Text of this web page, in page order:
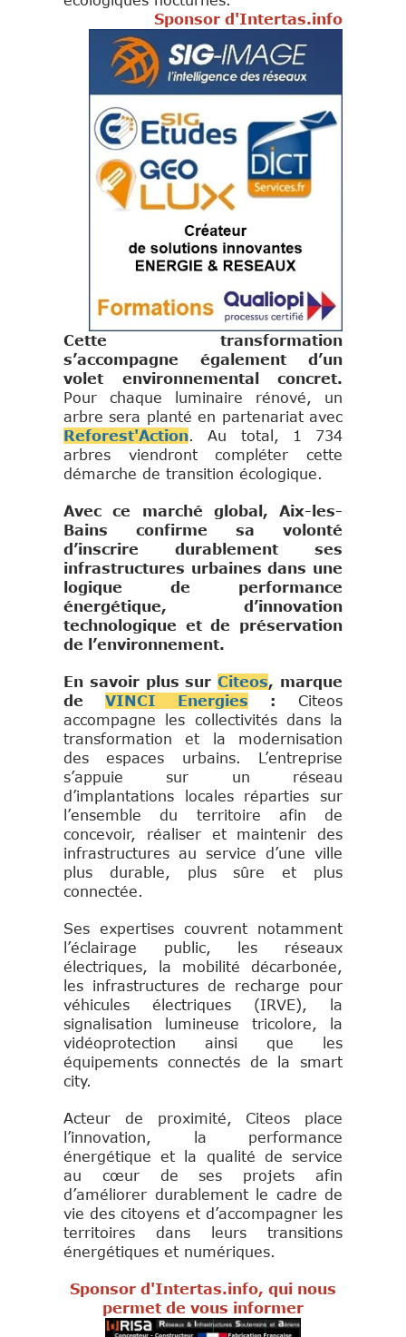
Sponsor d'Intertas.info
Cette transformation
s’accompagne également d’un
volet environnemental concret.
Pour chaque luminaire rénové, un
arbre sera planté en partenariat avec
Reforest'Action. Au total, 1 734
arbres viendront compléter cette
démarche de transition écologique.
Avec ce marché global, Aix-les-
Bains confirme sa volonté
d’inscrire durablement ses
infrastructures urbaines dans une
logique de performance
énergétique, d’innovation
technologique et de préservation
de l’environnement.
En savoir plus surCiteos, marque
de VINCI Energies : Citeos
accompagne les collectivités dans la
transformation et la modernisation
des espaces urbains. L’entreprise
s’appuie sur un réseau
d’implantations locales réparties sur
l’ensemble du territoire afin de
concevoir, réaliser et maintenir des
infrastructures au service d’une ville
plus durable, plus sûre et plus
connectée.
Ses expertises couvrent notamment
l’éclairage public, les réseaux
électriques, la mobilité décarbonée,
les infrastructures de recharge pour
véhicules électriques (IRVE), la
signalisation lumineuse tricolore, la
vidéoprotection ainsi que les
équipements connectés de la smart
city.
Acteur de proximité, Citeos place
l’innovation, la performance
énergétique et la qualité de service
au cœur de ses projets afin
d’améliorer durablement le cadre de
vie des citoyens et d’accompagner les
territoires dans leurs transitions
énergétiques et numériques.
Sponsor d'Intertas.info, qui nous
permet de vous informer